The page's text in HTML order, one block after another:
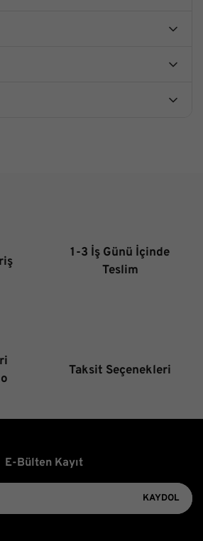
daha pahalı.1-3 İş Günü İçinde
Teslim
Taksit Seçenekleri
E-Bülten Kayıt
KAYDOL